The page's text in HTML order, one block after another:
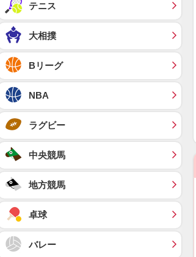
テニス
大相撲
Bリーグ
NBA
ラグビー
中央競馬
地方競馬
卓球
バレー